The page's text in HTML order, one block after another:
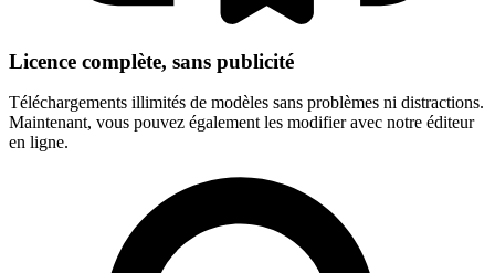
Licence complète, sans publicité
Téléchargements illimités de modèles sans problèmes ni distractions.
Maintenant, vous pouvez également les modifier avec notre éditeur
en ligne.